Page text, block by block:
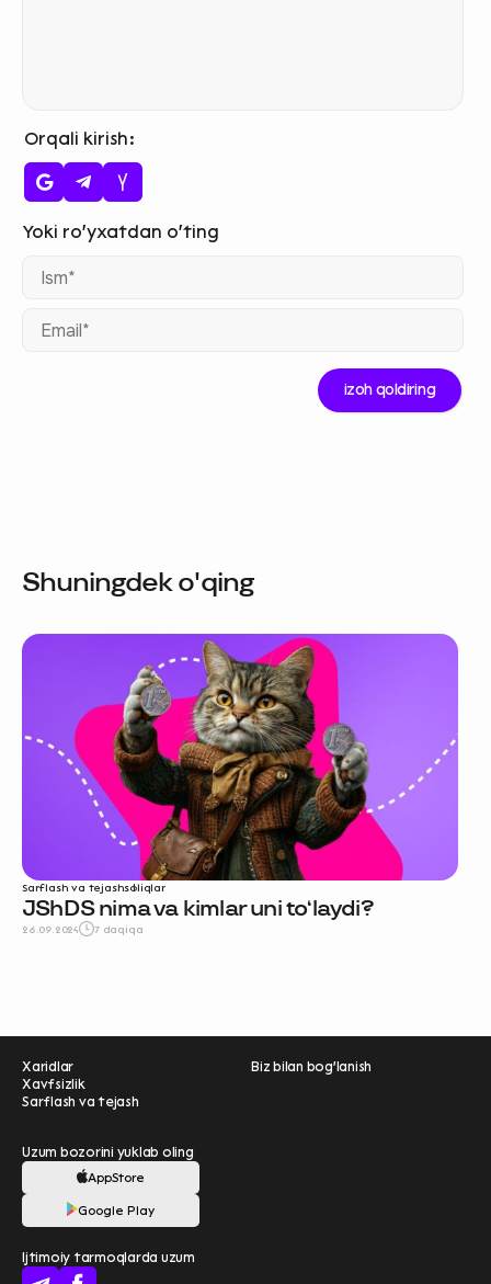
Orqali kirish
Shuningdek o'qing
Sarflash va tejashsoliqlar
JShDS nima va kimlar uni toʻlaydi?
26.09.2024 7 daqiqa
Xaridlar
Xavfsizlik
Sarflash va tejash
Biz bilan bog'lanish
Uzum bozorini yuklab oling
AppStore
Google Play
Ijtimoiy tarmoqlarda uzum
Ravnaqimizga hissa
qo'shing — so‘rovnomada
qatnashing ❤️